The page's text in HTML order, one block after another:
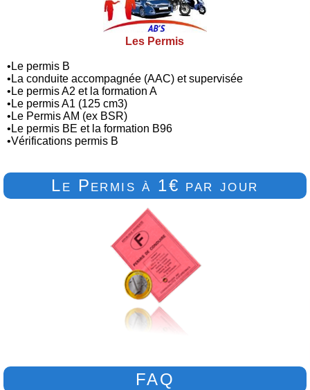
Les Permis
• Le permis B
• La conduite accompagnée (AAC) et supervisée
• Le permis A2 et la formation A
• Le permis A1 (125 cm3)
• Le Permis AM (ex BSR)
• Le permis BE et la formation B96
•Vérifications permis B
Le Permis à 1€ par jour
FAQ